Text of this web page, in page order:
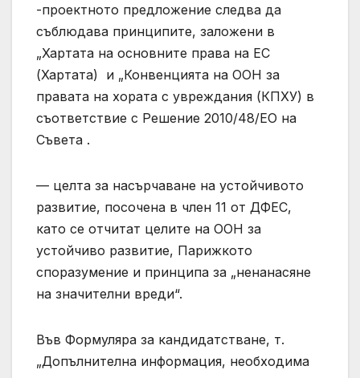
-проектното предложение следва да
съблюдава принципите, заложени в
„Хартата на основните права на ЕС
(Хартата) и „Конвенцията на ООН за
правата на хората с увреждания (КПХУ) в
съответствие с Решение 2010/48/ЕО на
Съвета .
— целта за насърчаване на устойчивото
развитие, посочена в член 11 от ДФЕС,
като се отчитат целите на ООН за
устойчиво развитие, Парижкото
споразумение и принципа за „ненанасяне
на значителни вреди“.
Във Формуляра за кандидатстване, т.
„Допълнителна информация, необходима